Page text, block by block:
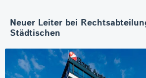
Neuer Leiter bei
Städtischen